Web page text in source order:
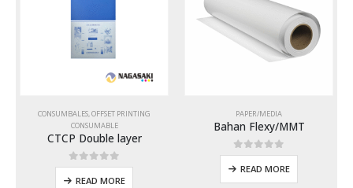
CONSUMBALES,OFFSET PRINTING
CONSUMABLE
CTCP Double layer
0out of 5
READ MORE
PAPER/MEDIA
Bahan Flexy/MMT
0out of 5
READ MORE